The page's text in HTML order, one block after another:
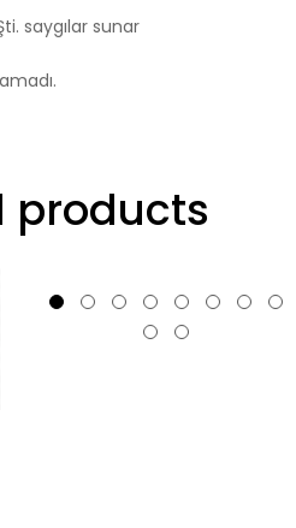
saygılar sunar
products